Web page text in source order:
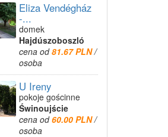
Eliza Vendégház
-...
domek
Hajdúszoboszló
cena od81.67 PLN/
osoba
U Ireny
pokoje gościnne
Świnoujście
cena od60.00 PLN/
osoba